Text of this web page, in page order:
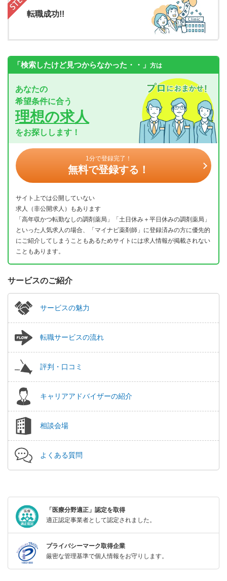
転職成功!!
「検索したけど見つからなかった・・」 方は
あなたの
希望条件に合う
理想の求人
をお探しします！
1分で登録完了！
無料で登録する！
サイト上では公開していない
求人（非公開求人）もあります
「高年収かつ転勤なしの調剤薬局」「土日休み＋平日休みの調剤薬局」
といった人気求人の場合、「マイナビ薬剤師」に登録済みの方に優先的
にご紹介してしまうこともあるためサイトには求人情報が掲載されない
こともあります。
サービスのご紹介
サービスの魅力
転職サービスの流れ
評判・口コミ
キャリアアドバイザーの紹介
相談会場
よくある質問
「医療分野適正」認定を取得
適正認定事業者として認定されました。
プライバシーマーク取得企業
厳密な管理基準で個人情報をお守りします。